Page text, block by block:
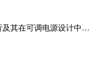
及其在可调电源设计中的